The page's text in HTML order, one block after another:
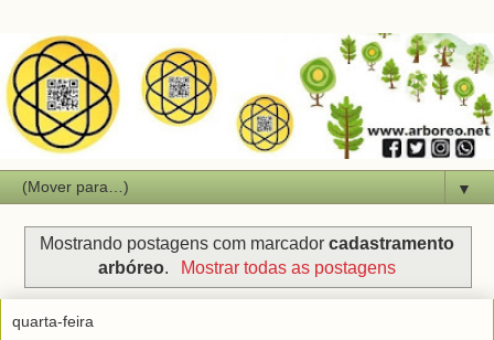
▼
Mostrando postagens com marcador cadastramento
arbóreo. Mostrar todas as postagens
quarta-feira